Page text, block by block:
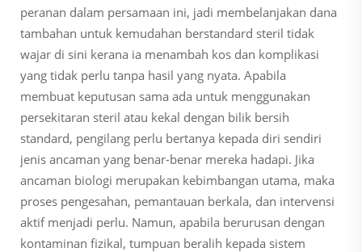
peranan dalam persamaan ini, jadi membelanjakan dana
tambahan untuk kemudahan berstandard steril tidak
wajar di sini kerana ia menambah kos dan komplikasi
yang tidak perlu tanpa hasil yang nyata. Apabila
membuat keputusan sama ada untuk menggunakan
persekitaran steril atau kekal dengan bilik bersih
standard, pengilang perlu bertanya kepada diri sendiri
jenis ancaman yang benar-benar mereka hadapi. Jika
ancaman biologi merupakan kebimbangan utama, maka
proses pengesahan, pemantauan berkala, dan intervensi
aktif menjadi perlu. Namun, apabila berurusan dengan
kontaminan fizikal, tumpuan beralih kepada sistem